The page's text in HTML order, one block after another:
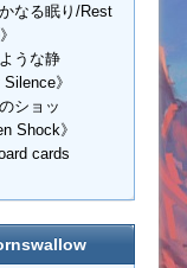
なる眠り/Rest
うな静
》
ショッ
Shock》
cards